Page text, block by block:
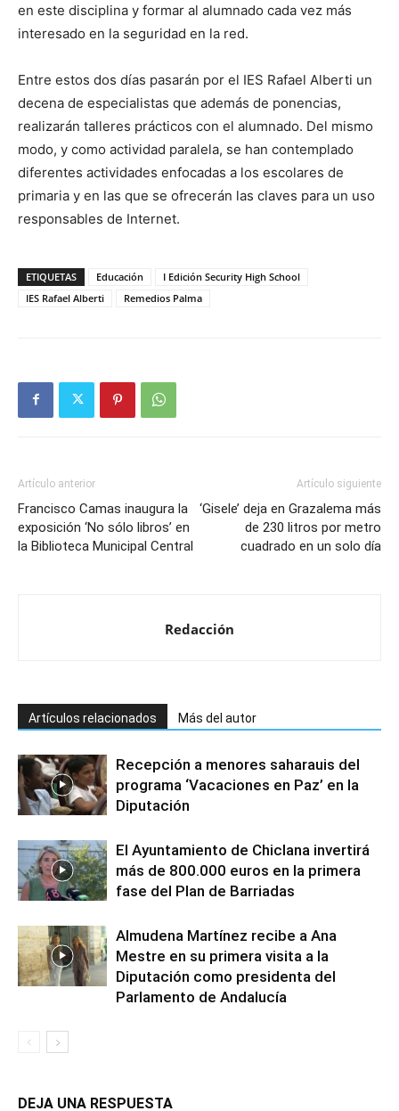
en este disciplina y formar al alumnado cada vez más
interesado en la seguridad en la red.
Entre estos dos días pasarán por el IES Rafael Alberti un
decena de especialistas que además de ponencias,
realizarán talleres prácticos con el alumnado. Del mismo
modo, y como actividad paralela, se han contemplado
diferentes actividades enfocadas a los escolares de
primaria y en las que se ofrecerán las claves para un uso
responsables de Internet.
ETIQUETAS Educación
I Edición Security High School
IES Rafael Alberti
Remedios Palma
Artículo anterior
Francisco Camas inaugura la
exposición ‘No sólo libros’ en
la Biblioteca Municipal Central
Artículo siguiente
‘Gisele’ deja en Grazalema más
de 230 litros por metro
cuadrado en un solo día
Redacción
Artículos relacionados Más del autor
Recepción a menores saharauis del
programa ‘Vacaciones en Paz’ en la
Diputación
El Ayuntamiento de Chiclana invertirá
más de 800.000 euros en la primera
fase del Plan de Barriadas
Almudena Martínez recibe a Ana
Mestre en su primera visita a la
Diputación como presidenta del
Parlamento de Andalucía
DEJA UNA RESPUESTA